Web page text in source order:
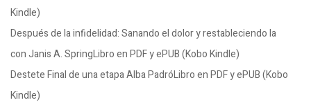
Kindle)
Después de la infidelidad: Sanando el dolor y restableciendo la
con Janis A. SpringLibro en PDF y ePUB (Kobo Kindle)
Destete Final de una etapa Alba PadróLibro en PDF y ePUB (Kobo
Kindle)